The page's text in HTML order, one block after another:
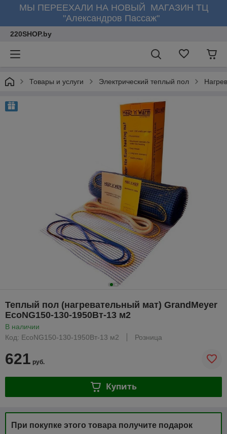
МЫ ПЕРЕЕХАЛИ НА НОВЫЙ МАГАЗИН ТЦ
"Александров Пассаж"
220SHOP.by
Товары и услуги Электрический теплый пол
Теплый пол (нагревательный мат) GrandMeyer
EcoNG150-130-1950Вт-13 м2
В наличии
Код: EcoNG150-130-1950Вт-13 м2
Розница
621 руб.
Купить
При покупке этого товара получите подарок